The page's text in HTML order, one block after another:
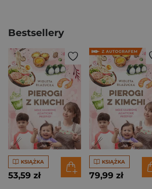
Bestsellery
KSIĄŻKA
53,59 zł
KSIĄŻKA
79,99 zł